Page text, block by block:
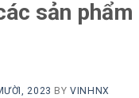
sản
2023 BYVINHNX